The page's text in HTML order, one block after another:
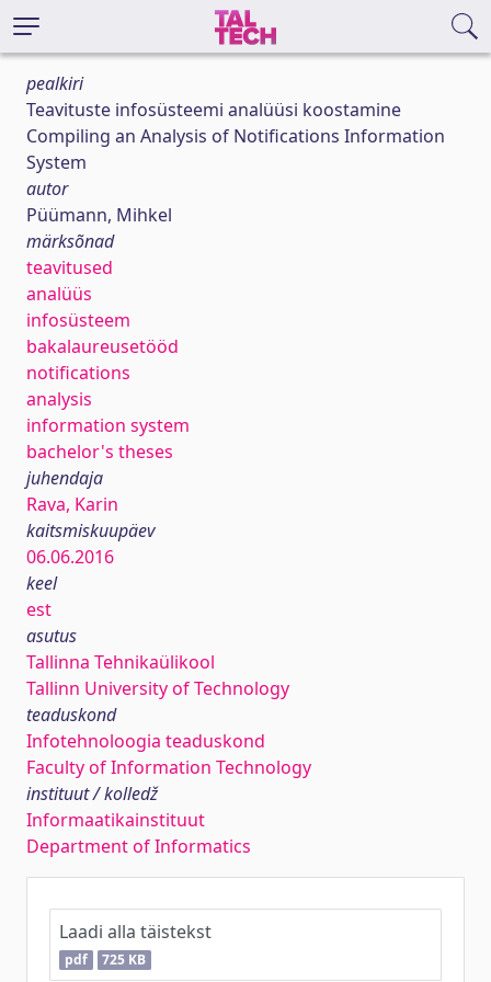
pealkiri
Teavituste infosüsteemi analüüsi koostamine
Compiling an Analysis of Notifications Information
System
autor
Püümann, Mihkel
märksõnad
teavitused
analüüs
infosüsteem
bakalaureusetööd
notifications
analysis
information system
bachelor's theses
juhendaja
Rava, Karin
kaitsmiskuupäev
06.06.2016
keel
est
asutus
Tallinna Tehnikaülikool
Tallinn University of Technology
teaduskond
Infotehnoloogia teaduskond
Faculty of Information Technology
instituut / kolledž
Informaatikainstituut
Department of Informatics
Laadi alla täistekst
pdf 725 KB